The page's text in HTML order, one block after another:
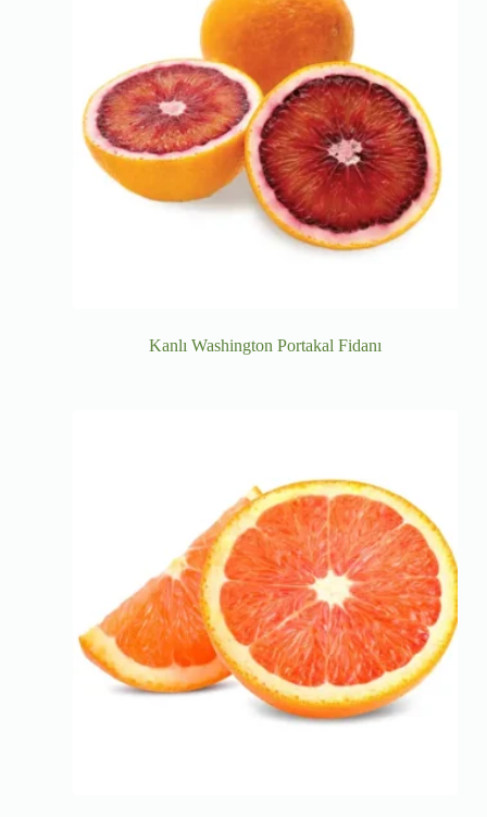
Kanlı Washington Portakal Fidanı